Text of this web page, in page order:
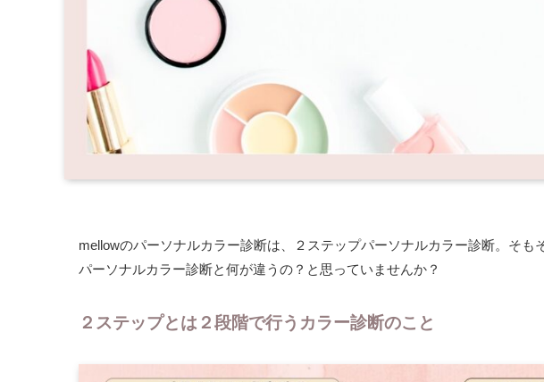
mellowのパーソナルカラー診断は、２ステップパーソナルカラー診断。そ
パーソナルカラー診断と何が違うの？と思っていませんか？
２ステップとは２段階で行うカラー診断のこと